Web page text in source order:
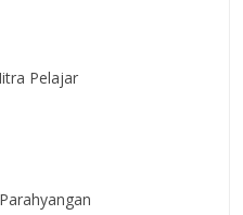
Pelajar